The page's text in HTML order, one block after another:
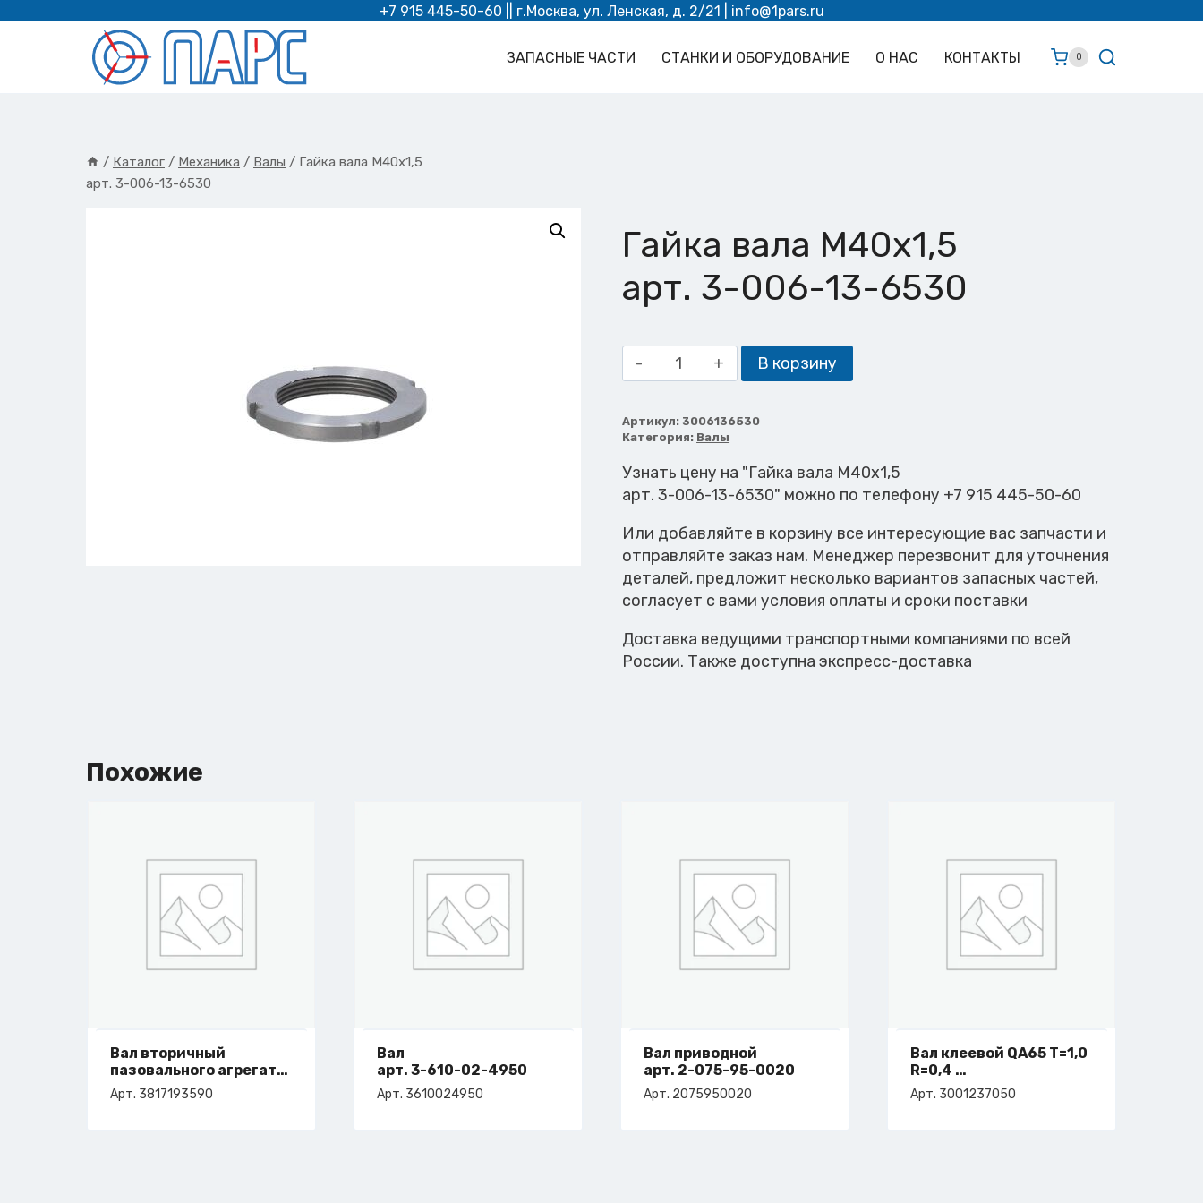
содержимому
+7 915 445-50-60 || г.Москва, ул. Ленская, д. 2/21 | info@1pars.ru
ЗАПАСНЫЕ ЧАСТИ СТАНКИ И ОБОРУДОВАНИЕ О НАС КОНТАКТЫ 0
/ Каталог / Механика / Валы / Гайка вала М40х1,5
арт. 3-006-13-6530
Гайка вала М40х1,5
арт. 3-006-13-6530
Количество
товара
вала
М40х1,5
В корзину
Артикул: 3006136530
Категория: Валы
Узнать цену на "Гайка вала М40х1,5
арт. 3-006-13-6530" можно по телефону +7 915 445-50-60
Или добавляйте в корзину все интересующие вас запчасти и
отправляйте заказ нам. Менеджер перезвонит для уточнения
деталей, предложит несколько вариантов запасных частей,
согласует с вами условия оплаты и сроки поставки
Доставка ведущими транспортными компаниями по всей
России. Также доступна экспресс-доставка
Похожие
Вал вторичный
пазовального агрегата
арт. 3-817-19-3590
Арт. 3817193590
Вал
арт. 3-610-02-4950
Арт. 3610024950
Вал приводной
арт. 2-075-95-0020
Арт. 2075950020
Вал клеевой QA65 T=1,0
R=0,4
арт. 3-001-23-7050
Арт. 3001237050